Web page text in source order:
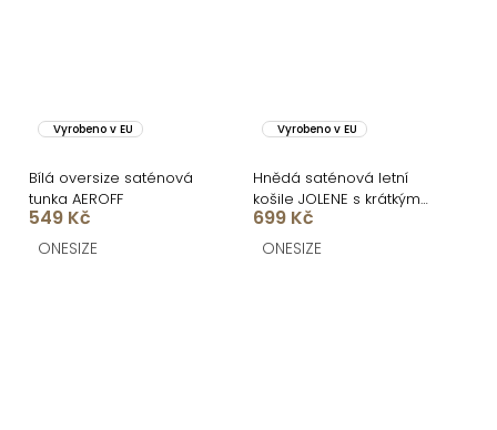
Vyrobeno v EU
Bílá oversize saténová
tunka AEROFF
549 Kč
ONESIZE
Vyrobeno v EU
Hnědá saténová letní
košile JOLENE s krátkým
rukávem
699 Kč
ONESIZE